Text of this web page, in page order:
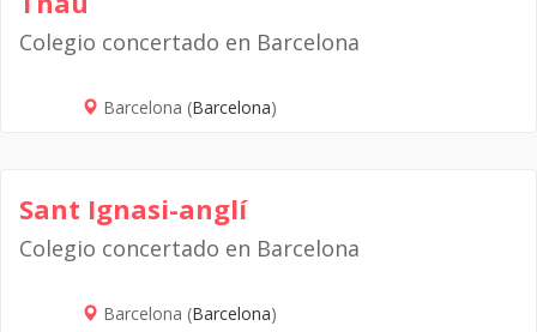
Colegio concertado en Barcelona
Barcelona (Barcelona)
Sant Ignasi-anglí
Colegio concertado en Barcelona
Barcelona (Barcelona)